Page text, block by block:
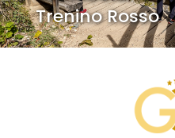
Trenino Rosso